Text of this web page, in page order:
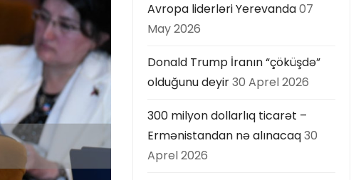
Avropa liderləri Yerevanda07
May 2026
Donald Trump İranın “çöküşdə”
olduğunu deyir30 Aprel 2026
300 milyon dollarlıq ticarət –
Ermənistandan nə alınacaq30
Aprel 2026